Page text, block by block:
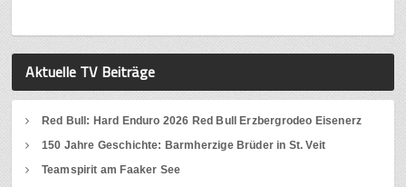
Aktuelle TV Beiträge
Red Bull: Hard Enduro 2026 Red Bull Erzbergrodeo Eisenerz
150 Jahre Geschichte: Barmherzige Brüder in St. Veit
Teamspirit am Faaker See